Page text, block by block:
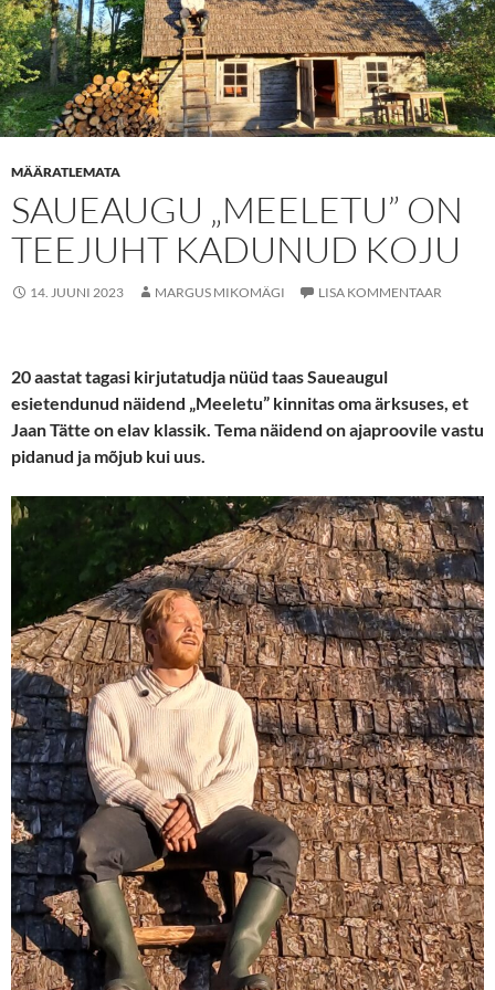
MÄÄRATLEMATA
SAUEAUGU „MEELETU” ON
TEEJUHT KADUNUD KOJU
14. JUUNI 2023 MARGUS MIKOMÄGI LISA KOMMENTAAR
20 aastat tagasi kirjutatudja nüüd taas Saueaugul
esietendunud näidend „Meeletu” kinnitas oma ärksuses, et
Jaan Tätte on elav klassik. Tema näidend on ajaproovile vastu
pidanud ja mõjub kui uus.